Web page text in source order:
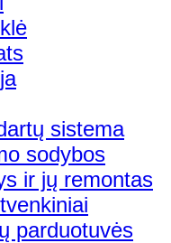
sistema
sodybos
ir jų remontas
parduotuvės